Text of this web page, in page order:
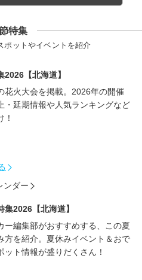
特集
ポットやイベントを紹介
2026【北海道】
花火大会を掲載。2026年の開催
・延期情報や人気ランキングなど
！
ンダー
集2026【北海道】
ー編集部がおすすめする、この夏
方を紹介。夏休みイベント＆おで
ット情報が盛りだくさん！